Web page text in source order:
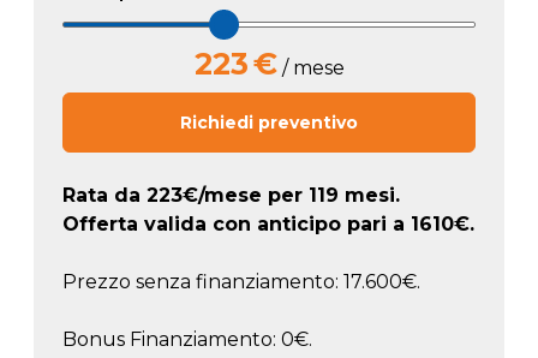
223€/ mese
Richiedi preventivo
Rata da 223€/mese per 119 mesi.
Offerta valida con anticipo pari a 1610€.
Prezzo senza finanziamento: 17.600€.
Bonus Finanziamento: 0€.